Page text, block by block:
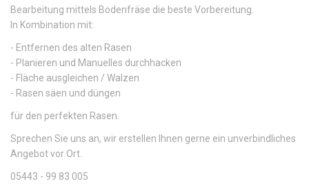
Bearbeitung mittels Bodenfräse die beste Vorbereitung.
In Kombination mit:
- Entfernen des alten Rasen
- Planieren und Manuelles durchhacken
- Fläche ausgleichen / Walzen
- Rasen säen und düngen
für den perfekten Rasen.
Sprechen Sie uns an, wir erstellen Ihnen gerne ein unverbindliches
Angebot vor Ort.
05443 - 99 83 005